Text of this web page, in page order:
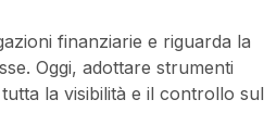
finanziarie e riguarda la
Oggi, adottare strumenti
la visibilità e il controllo sul